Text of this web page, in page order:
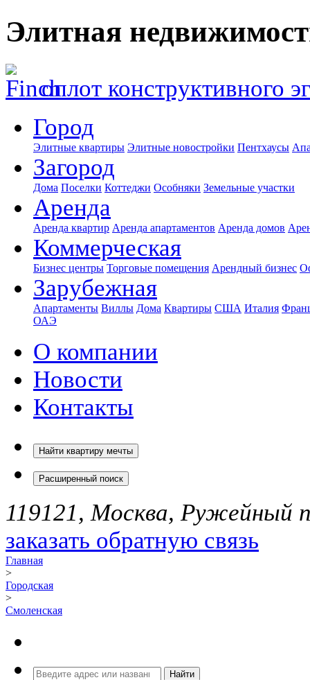
Элитная
оплот конструктивного
Город
Элитные квартиры Элитные новостройки Пентхаусы
Загород
Дома Поселки Коттеджи Особняки Земельные участки
Аренда
Аренда квартир Аренда апартаментов Аренда домов
Коммерческая
Бизнес центры Торговые помещения Арендный бизнес
Зарубежная
Апартаменты Виллы Дома Квартиры США Италия
ОАЭ
О компании
Новости
Контакты
Найти квартиру мечты
Расширенный поиск
119121, Москва, Ружейный
заказать обратную связь
Главная
>
Городская
>
Смоленская